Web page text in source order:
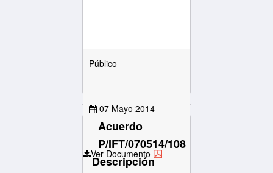
Público
07 Mayo 2014
Ver Documento
Acuerdo
P/IFT/070514/108
Descripción